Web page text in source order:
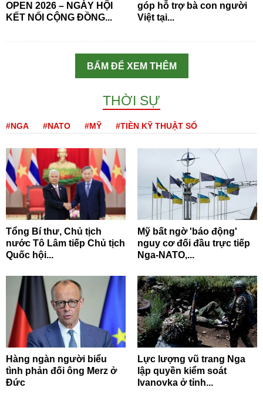
OPEN 2026 – NGÀY HỘI
KẾT NỐI CỘNG ĐỒNG...
góp hỗ trợ bà con người
Việt tại...
BẤM ĐỂ XEM THÊM
THỜI SỰ
#NGA #NATO #MỸ #TIỀN KỸ THUẬT SỐ
Tổng Bí thư, Chủ tịch
nước Tô Lâm tiếp Chủ tịch
Quốc hội...
Mỹ bất ngờ 'báo động'
nguy cơ đối đầu trực tiếp
Nga-NATO,...
Hàng ngàn người biểu
tình phản đối ông Merz ở
Đức
Lực lượng vũ trang Nga
lập quyền kiểm soát
Ivanovka ở tỉnh...